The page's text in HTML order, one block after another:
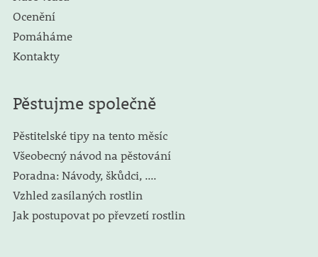
Ocenění
Pomáháme
Kontakty
Pěstujme společně
Pěstitelské tipy na tento měsíc
Všeobecný návod na pěstování
Poradna: Návody, škůdci, ....
Vzhled zasílaných rostlin
Jak postupovat po převzetí rostlin